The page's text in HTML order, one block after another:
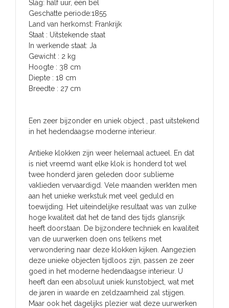
Geschatte periode:1855
Land van herkomst: Frankrijk
Staat : Uitstekende staat
In werkende staat: Ja
Gewicht : 2 kg
Hoogte : 38 cm
Diepte : 18 cm
Breedte : 27 cm
Een zeer bijzonder en uniek object , past uitstekend
in het hedendaagse moderne interieur.
Antieke klokken zijn weer helemaal actueel. En dat
is niet vreemd want elke klok is honderd tot wel
twee honderd jaren geleden door sublieme
vaklieden vervaardigd. Vele maanden werkten men
aan het unieke werkstuk met veel geduld en
toewijding. Het uiteindelijke resultaat was van zulke
hoge kwaliteit dat het de tand des tijds glansrijk
heeft doorstaan. De bijzondere techniek en kwaliteit
van de uurwerken doen ons telkens met
verwondering naar deze klokken kijken. Aangezien
deze unieke objecten tijdloos zijn, passen ze zeer
goed in het moderne hedendaagse interieur. U
heeft dan een absoluut uniek kunstobject, wat met
de jaren in waarde en zeldzaamheid zal stijgen.
Maar ook het dagelijks plezier wat deze uurwerken